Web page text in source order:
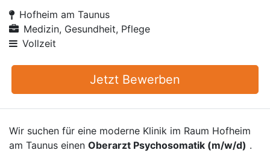
Hofheim am Taunus
Medizin, Gesundheit, Pflege
Vollzeit
Jetzt Bewerben
Wir suchen für eine moderne Klinik im Raum Hofheim
am Taunus einen Oberarzt Psychosomatik (m/w/d) .